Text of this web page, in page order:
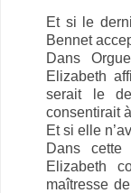
Et si le
Bennet
Dans
Elizabeth
serait le
consentirait
Et si elle
Dans cette
Elizabeth
maîtresse